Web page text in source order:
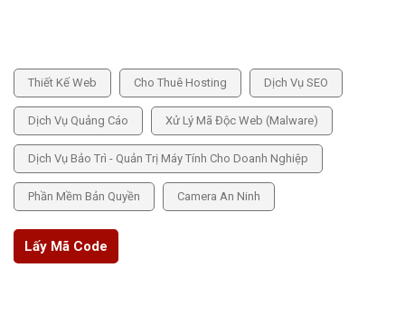
Thiết Kế Web Cho Thuê Hosting Dịch Vụ SEO
Dịch Vụ Quảng Cáo Xử Lý Mã Độc Web (Malware)
Dịch Vụ Bảo Trì - Quản Trị Máy Tính Cho Doanh Nghiệp
Phần Mềm Bản Quyền Camera An Ninh
Lấy Mã Code